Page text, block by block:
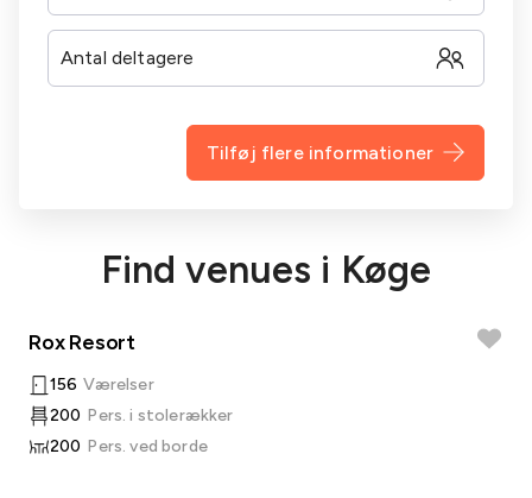
Tilføj flere informationer
Find venues i Køge
Rox Resort
156 Værelser
200 Pers. i stolerækker
200 Pers. ved borde